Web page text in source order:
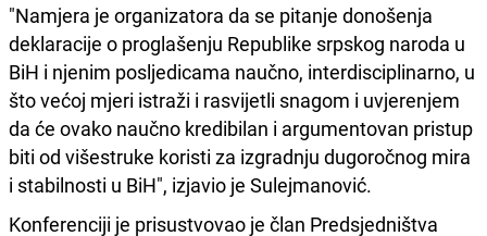
"Namjera je organizatora da se pitanje donošenja
deklaracije o proglašenju Republike srpskog naroda u
BiH i njenim posljedicama naučno, interdisciplinarno, u
što većoj mjeri istraži i rasvijetli snagom i uvjerenjem
da će ovako naučno kredibilan i argumentovan pristup
biti od višestruke koristi za izgradnju dugoročnog mira
i stabilnosti u BiH", izjavio je Sulejmanović.
Konferenciji je prisustvovao je član Predsjedništva